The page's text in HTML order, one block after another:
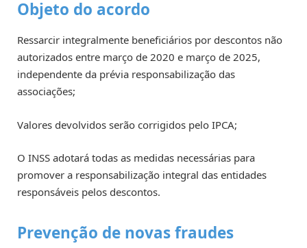
Objeto do acordo
Ressarcir integralmente beneficiários por descontos não
autorizados entre março de 2020 e março de 2025,
independente da prévia responsabilização das
associações;
Valores devolvidos serão corrigidos pelo IPCA;
O INSS adotará todas as medidas necessárias para
promover a responsabilização integral das entidades
responsáveis pelos descontos.
Prevenção de novas fraudes